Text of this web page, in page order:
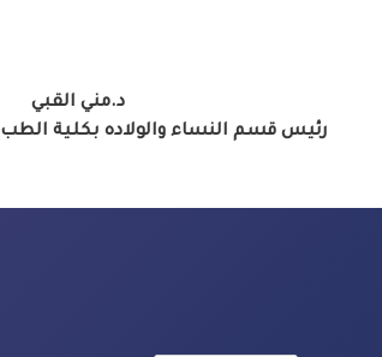
د.مني القبي
رئيس قسم النساء والولاده بكلية